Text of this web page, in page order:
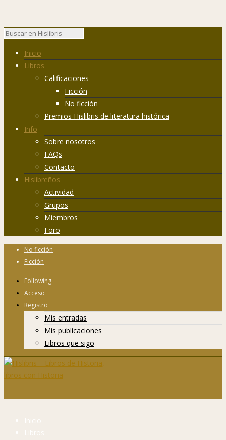
Inicio
Libros
Calificaciones
Ficción
No ficción
Premios Hislibris de literatura histórica
Info
Sobre nosotros
FAQs
Contacto
Hislibreños
Actividad
Grupos
Miembros
Foro
No ficción
Ficción
Following
Acceso
Registro
Mis entradas
Mis publicaciones
Libros que sigo
Inicio
Libros